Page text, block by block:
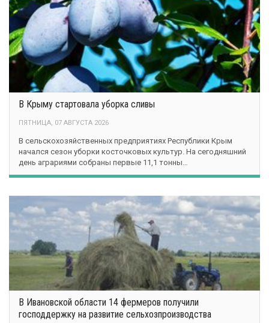
В Крыму стартовала уборка сливы
ПЯТНИЦА, 07 АВГУСТА 2026
В сельскохозяйственных предприятиях Республики Крым
начался сезон уборки косточковых культур. На сегодняшний
день аграриями собраны первые 11,1 тонны…
В Ивановской области 14 фермеров получили
господдержку на развитие сельхозпроизводства